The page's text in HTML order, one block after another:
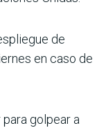
de
en caso de
golpear a